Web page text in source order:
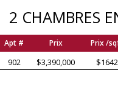
2 CHAMBRES
Apt # Prix Prix /
902 $3,390,000 $1642